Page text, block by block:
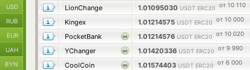
LionChange
1.01095030 USDT ERC20 от 10 110
Kingex
1.01214575 USDT ERC20 от 10 000
PocketBank
1.01214576 USDT ERC20 от 10 020
YChanger
1.01420336 USDT ERC20 от 9 990
CoolCoin
1.01574403 USDT ERC20 от 6 000
USD
RUB
EUR
UAH
BYN